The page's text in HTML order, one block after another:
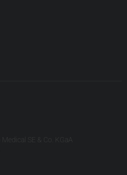
SE & Co. KGaA